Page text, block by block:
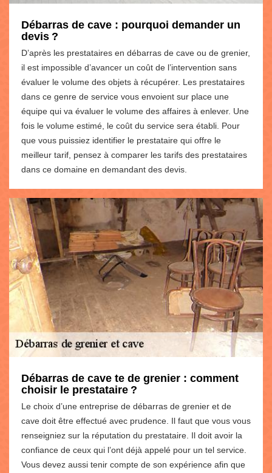
Débarras de cave : pourquoi demander un
devis ?
D’après les prestataires en débarras de cave ou de grenier,
il est impossible d’avancer un coût de l’intervention sans
évaluer le volume des objets à récupérer. Les prestataires
dans ce genre de service vous envoient sur place une
équipe qui va évaluer le volume des affaires à enlever. Une
fois le volume estimé, le coût du service sera établi. Pour
que vous puissiez identifier le prestataire qui offre le
meilleur tarif, pensez à comparer les tarifs des prestataires
dans ce domaine en demandant des devis.
Débarras de cave te de grenier : comment
choisir le prestataire ?
Le choix d’une entreprise de débarras de grenier et de
cave doit être effectué avec prudence. Il faut que vous vous
renseigniez sur la réputation du prestataire. Il doit avoir la
confiance de ceux qui l’ont déjà appelé pour un tel service.
Vous devez aussi tenir compte de son expérience afin que